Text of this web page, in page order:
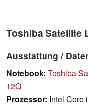
Toshiba Satellite
Ausstattung /
Notebook: Toshiba
12Q
Prozessor: Intel Core